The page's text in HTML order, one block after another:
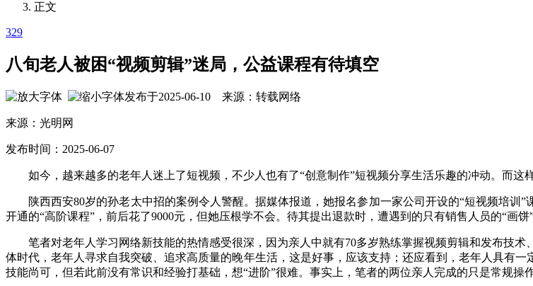
正文
329
八旬老人被困“视频剪辑”迷局，公益课程有待填空
发布于2025-06-10 来源：转载网络
来源：光明网
发布时间：2025-06-07
如今，越来越多的老年人迷上了短视频，不少人也有了“创意制作”短视频分享生活乐趣的冲动。而这样
陕西西安80岁的孙老太中招的案例令人警醒。据媒体报道，她报名参加一家公司开设的“短视频培训”
开通的“高阶课程”，前后花了9000元，但她压根学不会。待其提出退款时，遭遇到的只有销售人员的“画
笔者对老年人学习网络新技能的热情感受很深，因为亲人中就有70多岁熟练掌握视频剪辑和发布技术
体时代，老年人寻求自我突破、追求高质量的晚年生活，这是好事，应该支持；还应看到，老年人具有
技能尚可，但若此前没有常识和经验打基础，想“进阶”很难。事实上，笔者的两位亲人完成的只是常规操作